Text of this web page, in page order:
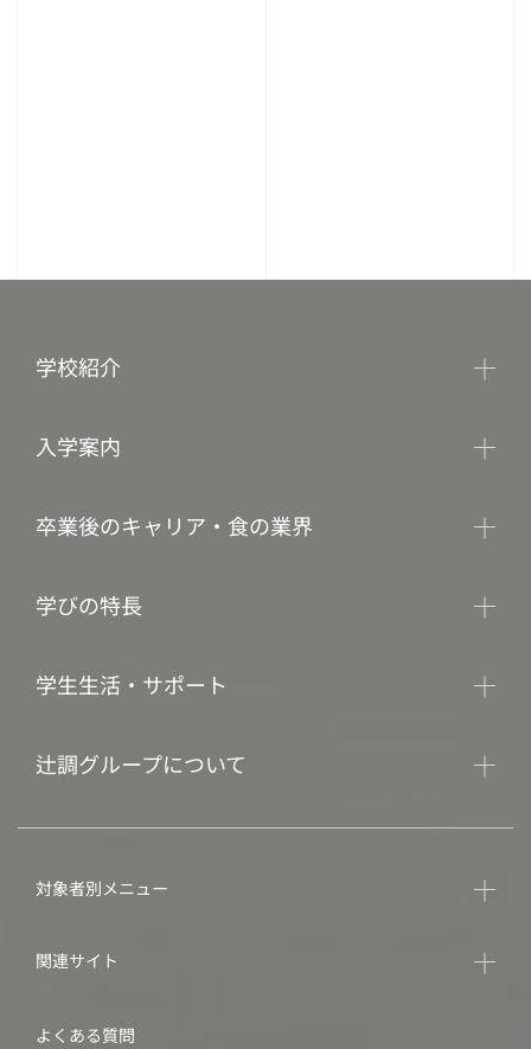
学校紹介
入学案内
卒業後のキャリア・食の業界
学びの特長
学生生活・サポート
辻調グループについて
対象者別メニュー
関連サイト
よくある質問